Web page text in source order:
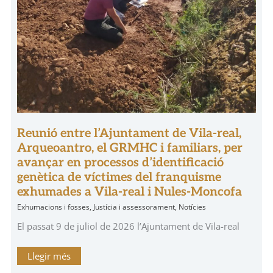
Reunió entre l’Ajuntament de Vila-real,
Arqueoantro, el GRMHC i familiars, per
avançar en processos d’identificació
genètica de víctimes del franquisme
exhumades a Vila-real i Nules-Moncofa
Exhumacions i fosses, Justícia i assessorament, Notícies
El passat 9 de juliol de 2026 l’Ajuntament de Vila-real
i
Nules-
Moncofa
Llegir més